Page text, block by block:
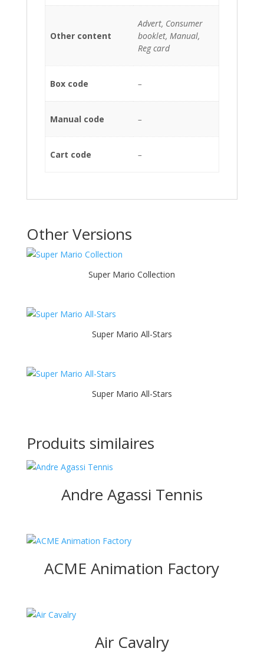
Other content
Advert, Consumer
booklet, Manual,
Reg card
Box code –
Manual code –
Cart code –
Other Versions
Super Mario Collection
Super Mario All-Stars
Super Mario All-Stars
Produits similaires
Andre Agassi Tennis
ACME Animation Factory
Air Cavalry